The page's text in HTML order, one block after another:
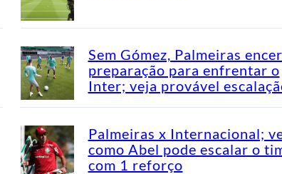
Sem Gómez, Palmeiras
preparação para enfrentar o
Inter; veja provável
Palmeiras x Internacional;
como Abel pode escalar o
com 1 reforço